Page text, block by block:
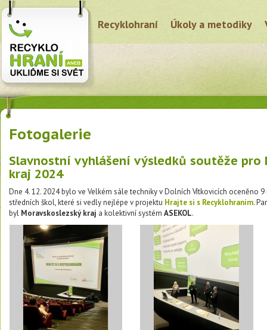
Recyklohraní Úkoly a metodiky
Fotogalerie
Slavnostní vyhlášení výsledků soutěže pro
kraj 2024
Dne 4. 12. 2024 bylo ve Velkém sále techniky v Dolních Vítkovicích oceněno
středních škol, které si vedly nejlépe v projektu Hrajte si s Recyklohraním.
byl Moravskoslezský kraj a kolektivní systémASEKOL.